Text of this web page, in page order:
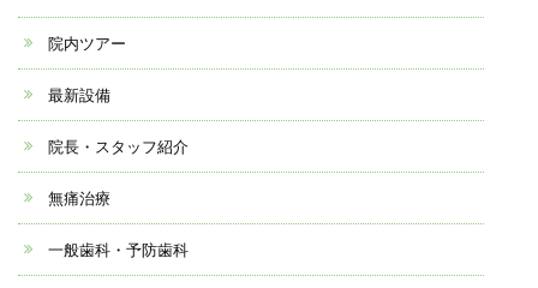
院内ツアー
最新設備
院長・スタッフ紹介
無痛治療
一般歯科・予防歯科